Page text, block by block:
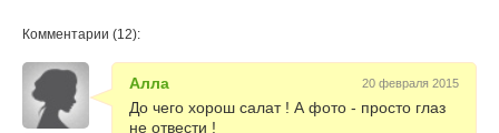
Комментарии (12):
Алла 20 февраля 2015
До чего хорош салат ! А фото - просто глаз
не отвести !